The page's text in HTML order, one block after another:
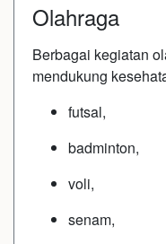
Olahraga
Berbagai kegiatan
mendukung
futsal,
badminton,
voli,
senam,